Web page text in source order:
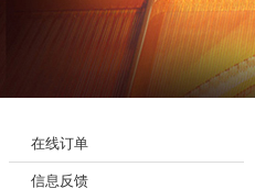
在线订单
信息反馈